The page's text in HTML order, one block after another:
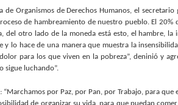
de Organismos de Derechos Humanos, el secretario
de hambreamiento de nuestro pueblo. El 20%
otro lado de la moneda está esto, el hambre, la
lo hace de una manera que muestra la
para los que viven en la pobreza”, deninió y
sigue luchando”.
“Marchamos por Paz, por Pan, por Trabajo, para que
de organizar su vida, para que puedan comer